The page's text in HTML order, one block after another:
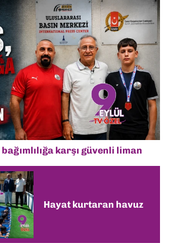
karşı güvenli liman
Hayat kurtaran havuz